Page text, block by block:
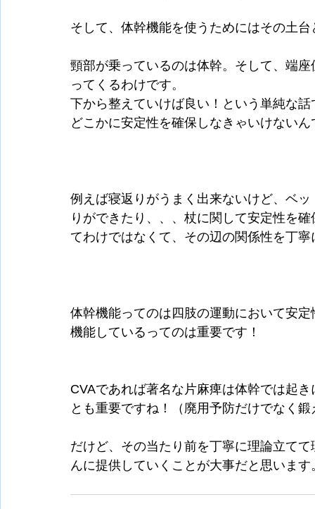
そして、体幹機能を使うためにはその土
頸部が乗っているのは体幹。そして、端
ってくるわけです。
下から整えていけば良い！という単純な
どこかに安定性を確保しなきゃいけないん
例えば寝返りがうまく出来ないけど、ベ
りができたり、、、杖に関して安定性を
てわけではなくて、その辺の関係性を丁
体幹機能ってのは四肢の運動において安
機能しているってのは重要です！
CVAであれば著名な片麻痺は体幹では起
とも重要ですね！（廃用予防だけでなく
だけど、その当たり前を丁寧に理論立て
んに提供していくことが大事だと思います